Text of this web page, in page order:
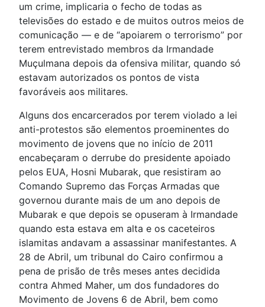
um crime, implicaria o fecho de todas as
televisões do estado e de muitos outros meios de
comunicação — e de “apoiarem o terrorismo” por
terem entrevistado membros da Irmandade
Muçulmana depois da ofensiva militar, quando só
estavam autorizados os pontos de vista
favoráveis aos militares.
Alguns dos encarcerados por terem violado a lei
anti-protestos são elementos proeminentes do
movimento de jovens que no início de 2011
encabeçaram o derrube do presidente apoiado
pelos EUA, Hosni Mubarak, que resistiram ao
Comando Supremo das Forças Armadas que
governou durante mais de um ano depois de
Mubarak e que depois se opuseram à Irmandade
quando esta estava em alta e os caceteiros
islamitas andavam a assassinar manifestantes. A
28 de Abril, um tribunal do Cairo confirmou a
pena de prisão de três meses antes decidida
contra Ahmed Maher, um dos fundadores do
Movimento de Jovens 6 de Abril, bem como